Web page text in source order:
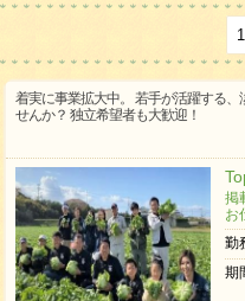
1
着実に事業拡大中。 若手が活躍する
せんか？ 独立希望者も大歓迎！
掲
お
勤
期